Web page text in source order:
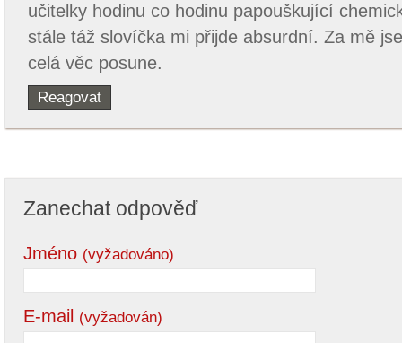
učitelky hodinu co hodinu papouškující
stále táž slovíčka mi přijde absurdní. Za mě
celá věc posune.
Reagovat
Zanechat odpověď
Jméno (vyžadováno)
E-mail (vyžadován)